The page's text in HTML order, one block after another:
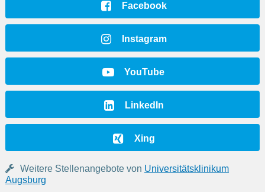
Facebook
Instagram
YouTube
LinkedIn
Xing
Weitere Stellenangebote von Universitätsklinikum
Augsburg